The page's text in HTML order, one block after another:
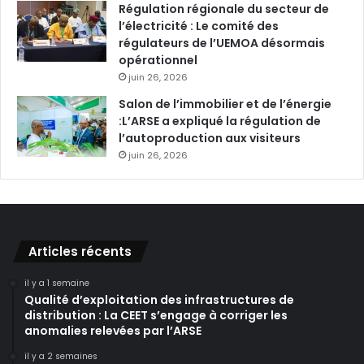
Régulation régionale du secteur de
l’électricité : Le comité des
régulateurs de l’UEMOA désormais
opérationnel
juin 26, 2026
Salon de l’immobilier et de l’énergie
:L’ARSE a expliqué la régulation de
l’autoproduction aux visiteurs
juin 26, 2026
Articles récents
il y a 1 semaine
Qualité d’exploitation des infrastructures de
distribution : La CEET s’engage à corriger les
anomalies relevées par l’ARSE
il y a 2 semaines